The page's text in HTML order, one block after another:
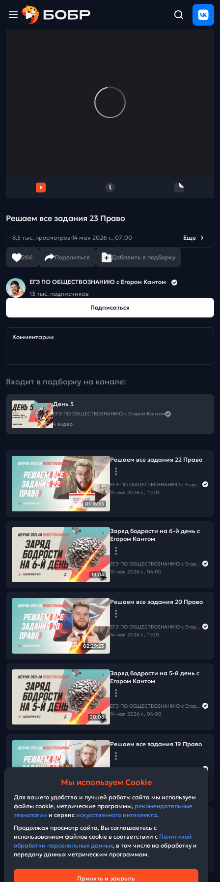
Решаем все задания 23 Право
8,5 тыс. просмотров 14 мая 2026 г., 07:00 Еще
266 Поделиться Добавить в подборку
ЕГЭ ПО ОБЩЕСТВОЗНАНИЮ c Егором Кантом
13 тыс. подписчиков
Подписаться
Комментарии
Входит в подборку на канале:
День 5
ЕГЭ ПО ОБЩЕСТВОЗНАНИЮ c Егором Кантом
4 видео
01:16:35
Решаем все задания 22 Право
ЕГЭ ПО ОБЩЕСТВОЗНАНИЮ c Егором Кантом
15 мая 2026 г., 11:00
18:04
Заряд бодрости на 6-й день с
Егором Кантом
ЕГЭ ПО ОБЩЕСТВОЗНАНИЮ c Егором Кантом
15 мая 2026 г., 04:00
02:29:23
Решаем все задания 20 Право
ЕГЭ ПО ОБЩЕСТВОЗНАНИЮ c Егором Кантом
14 мая 2026 г., 11:00
20:06
Заряд бодрости на 5-й день с
Егором Кантом
ЕГЭ ПО ОБЩЕСТВОЗНАНИЮ c Егором Кантом
14 мая 2026 г., 04:00
Решаем все задания 19 Право
Решаем все задания 18 Право
13 мая 2026 г., 07:00
Мы используем Cookie
Для вашего удобства и лучшей работы сайта мы используем
файлы cookie, метрические программы, рекомендательные
технологии и сервис искусственного интеллекта.
Продолжая просмотр сайта, Вы соглашаетесь с
использованием файлов cookie в соответствии с Политикой
обработки персональных данных, в том числе на обработку и
передачу данных метрическим программам.
Принять и закрыть